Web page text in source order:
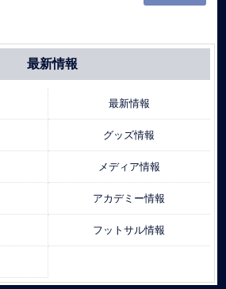
最新情報
最新情報
グッズ情報
メディア情報
アカデミー情報
フットサル情報